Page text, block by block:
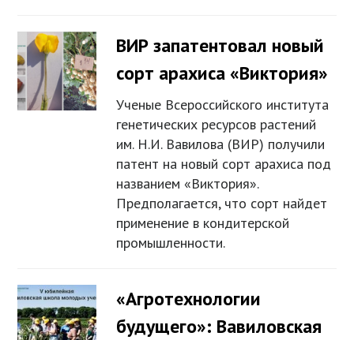
ВИР запатентовал новый
сорт арахиса «Виктория»
Ученые Всероссийского института
генетических ресурсов растений
им. Н.И. Вавилова (ВИР) получили
патент на новый сорт арахиса под
названием «Виктория».
Предполагается, что сорт найдет
применение в кондитерской
промышленности.
«Агротехнологии
будущего»: Вавиловская